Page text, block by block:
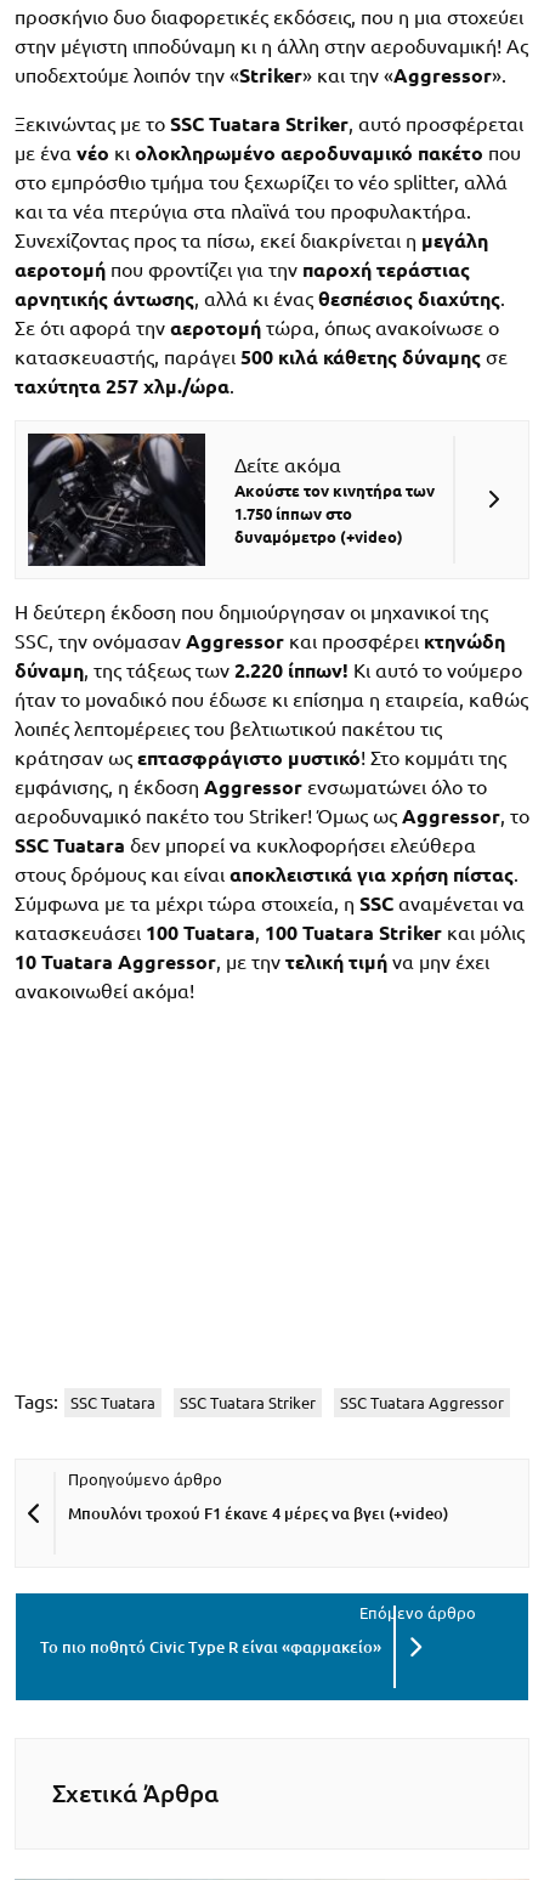
προσκήνιο δυο διαφορετικές εκδόσεις, που η μια στοχεύει
στην μέγιστη ιπποδύναμη κι η άλλη στην αεροδυναμική! Ας
υποδεχτούμε λοιπόν την «Striker» και την «Aggressor».
Ξεκινώντας με το SSC Tuatara Striker , αυτό προσφέρεται
με ένα νέο κι ολοκληρωμένο αεροδυναμικό πακέτο που
στο εμπρόσθιο τμήμα του ξεχωρίζει το νέο splitter, αλλά
και τα νέα πτερύγια στα πλαϊνά του προφυλακτήρα.
Συνεχίζοντας προς τα πίσω, εκεί διακρίνεται η μεγάλη
αεροτομή που φροντίζει για την παροχή τεράστιας
αρνητικής άντωσης , αλλά κι ένας θεσπέσιος διαχύτης
Σε ότι αφορά την αεροτομή τώρα, όπως ανακοίνωσε ο
κατασκευαστής, παράγει 500 κιλά κάθετης δύναμης σε
ταχύτητα 257 χλμ./ώρα
Δείτε ακόμα
Ακούστε τον κινητήρα των
1.750 ίππων στο
δυναμόμετρο (+video)
Η δεύτερη έκδοση που δημιούργησαν οι μηχανικοί της
SSC, την ονόμασαν Aggressor και προσφέρει κτηνώδη
δύναμη, της τάξεως των 2.220 ίππων! Κι αυτό το νούμερο
ήταν το μοναδικό που έδωσε κι επίσημα η εταιρεία, καθώς
λοιπές λεπτομέρειες του βελτιωτικού πακέτου τις
κράτησαν ως επτασφράγιστο μυστικό! Στο κομμάτι της
εμφάνισης, η έκδοση Aggressor ενσωματώνει όλο το
αεροδυναμικό πακέτο του Striker! Όμως ως Aggressor, το
SSC Tuatara δεν μπορεί να κυκλοφορήσει ελεύθερα
στους δρόμους και είναι αποκλειστικά για χρήση πίστας.
Σύμφωνα με τα μέχρι τώρα στοιχεία, η SSC αναμένεται να
κατασκευάσει 100 Tuatara, 100 Tuatara Striker και μόλις
10 Tuatara Aggressor, με την τελική τιμή να μην έχει
ανακοινωθεί ακόμα!
Tags: SSC Tuatara SSC Tuatara Striker SSC Tuatara Aggressor
Μπουλόνι τροχού F1 έκανε 4 μέρες να βγει (+video)
Το πιο ποθητό Civic Type R είναι «φαρμακείο»
Σχετικά Άρθρα